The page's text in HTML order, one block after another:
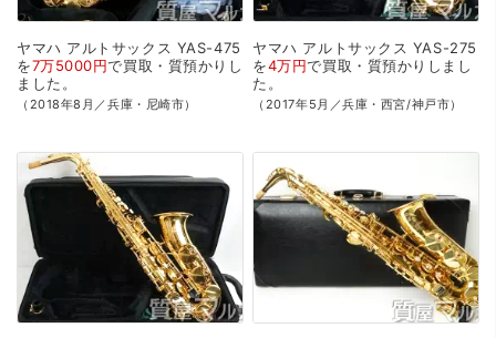
ヤマハ アルトサックス YAS-475
を7万5000円で買取・質預かり し
ました。
（2018年8月／兵庫・尼崎市）
ヤマハ アルトサックス YAS-275
を4万円で買取・質預かり しまし
た。
（2017年5月／兵庫・西宮/神戸市）